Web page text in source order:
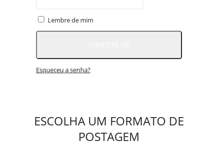
Lembre de mim
Esqueceu a senha?
ESCOLHA UM FORMATO DE
POSTAGEM